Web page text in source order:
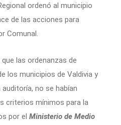
ordenó al municipio
de las acciones para
Comunal.
las ordenanzas de
los municipios de Valdivia y
no se habían
criterios mínimos para la
por el Ministerio de Medio